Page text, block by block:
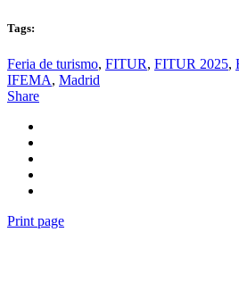
Tags:
Feria de turismo, FITUR, FITUR 2025,
IFEMA, Madrid
Share
Print page